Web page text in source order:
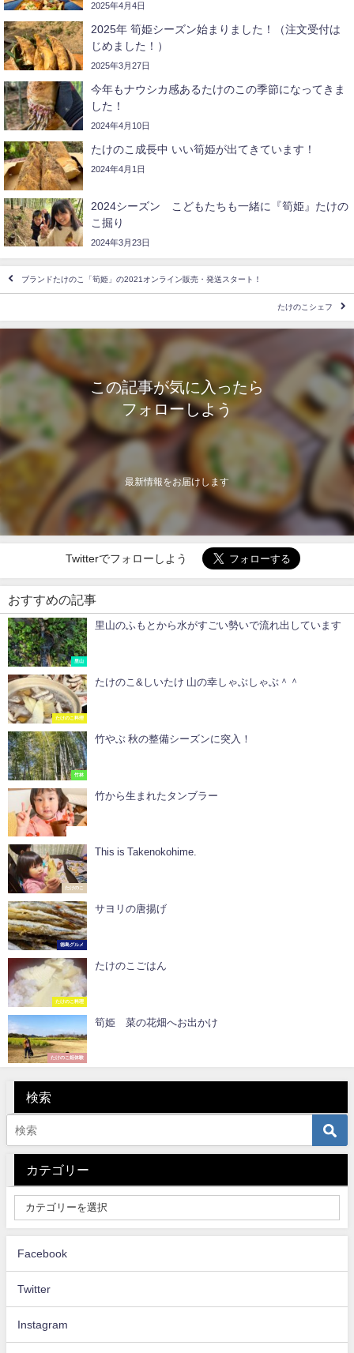
2025年4月4日
2025年 筍姫シーズン始まりました！（注文受付は
じめました！）
2025年3月27日
今年もナウシカ感あるたけのこの季節になってきま
した！
2024年4月10日
たけのこ成長中 いい筍姫が出てきています！
2024年4月1日
2024シーズン こどもたちも一緒に『筍姫』たけの
こ掘り
2024年3月23日
ブランドたけのこ「筍姫」の2021オンライン販売・発送スタート！
たけのこシェフ
この記事が気に入ったら
フォローしよう
最新情報をお届けします
Twitterでフォローしよう
おすすめの記事
里山
里山のふもとから水がすごい勢いで流れ出しています
たけのこ料理
たけのこ&しいたけ 山の幸しゃぶしゃぶ＾＾
竹林
竹やぶ 秋の整備シーズンに突入！
竹から生まれたタンブラー
たけのこ
This is Takenokohime.
徳島グルメ
サヨリの唐揚げ
たけのこ料理
たけのこごはん
たけのこ姫体験
筍姫 菜の花畑へお出かけ
検索
カテゴリー
Facebook
Twitter
Instagram